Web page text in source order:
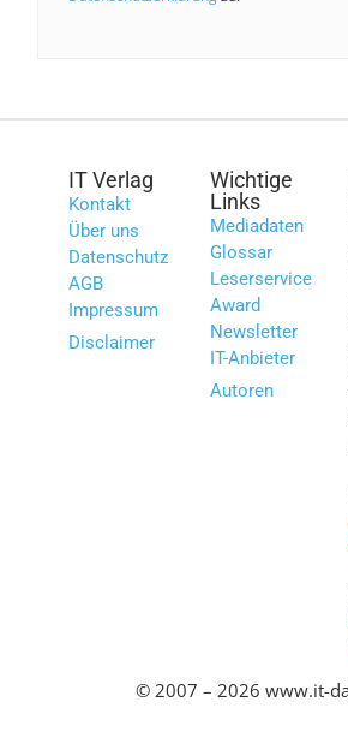
IT Verlag
Kontakt
Über uns
Datenschutz
AGB
Impressum
Disclaimer
Wichtige
Links
Mediadaten
Glossar
Leserservice
Award
Newsletter
IT-Anbieter
Autoren
© 2007 – 2026 www.it-